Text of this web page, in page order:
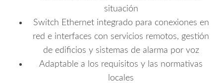
situación
Switch Ethernet integrado para conexiones en
red e interfaces con servicios remotos, gestión
de edificios y sistemas de alarma por voz
Adaptable a los requisitos y las normativas
locales